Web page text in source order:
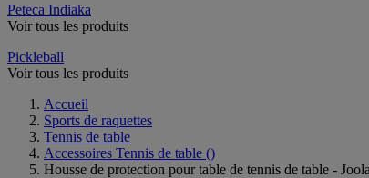
Peteca Indiaka
Voir tous les produits
Pickleball
Voir tous les produits
Accueil
Sports de raquettes
Tennis de table
Accessoires Tennis de table ()
Housse de protection pour table de tennis de table - Joola